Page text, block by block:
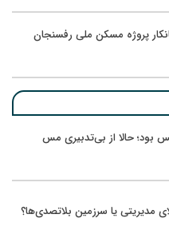
پروژه مسکن ملی رفسنجان
بود؛ حالا از بی‌تدبیری مس
مدیریتی یا سرزمین بلاتصدی‌ها؟